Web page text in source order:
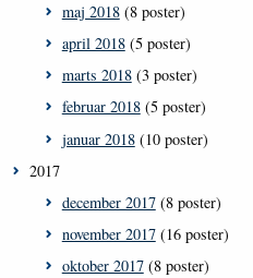
maj 2018(8 poster)
april 2018(5 poster)
marts 2018(3 poster)
februar 2018(5 poster)
januar 2018(10 poster)
2017
december 2017(8 poster)
november 2017(16 poster)
oktober 2017(8 poster)